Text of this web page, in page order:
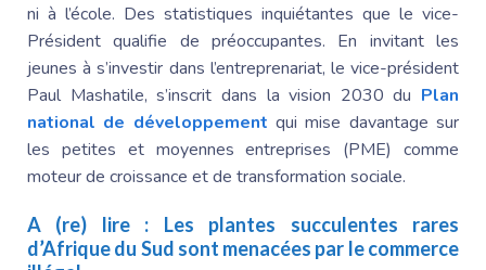
ni à l’école. Des statistiques inquiétantes que le vice-
Président qualifie de préoccupantes. En invitant les
jeunes à s’investir dans l’entreprenariat, le vice-président
Paul Mashatile, s’inscrit dans la vision 2030 du Plan
national de développement qui mise davantage sur
les petites et moyennes entreprises (PME) comme
moteur de croissance et de transformation sociale.
A (re) lire : Les plantes succulentes rares
d’Afrique du Sud sont menacées par le commerce